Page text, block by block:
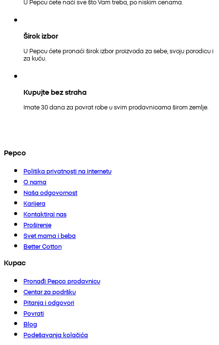
Širok izbor
U Pepcu ćete pronaći širok izbor proizvoda za sebe, svoju porodicu i
za kuću.
Kupujte bez straha
Imate 30 dana za povrat robe u svim prodavnicama širom zemlje.
Pepco
Politika privatnosti na internetu
O nama
Naša odgovornost
Karijera
Kontaktiraj nas
Proširenje
Svet mama i beba
Better Cotton
Kupac
Pronađi Pepco prodavnicu
Centar za podršku
Pitanja i odgovori
Povrati
Blog
Podešavanja kolačića